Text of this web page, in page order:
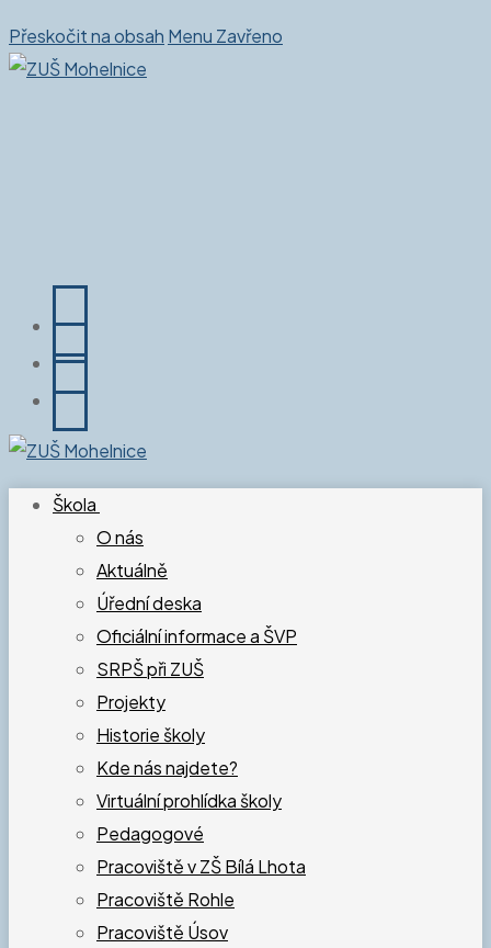
Přeskočit na obsah Menu Zavřeno
Škola
O nás
Aktuálně
Úřední deska
Oficiální informace a ŠVP
SRPŠ při ZUŠ
Projekty
Historie školy
Kde nás najdete?
Virtuální prohlídka školy
Pedagogové
Pracoviště v ZŠ Bílá Lhota
Pracoviště Rohle
Pracoviště Úsov